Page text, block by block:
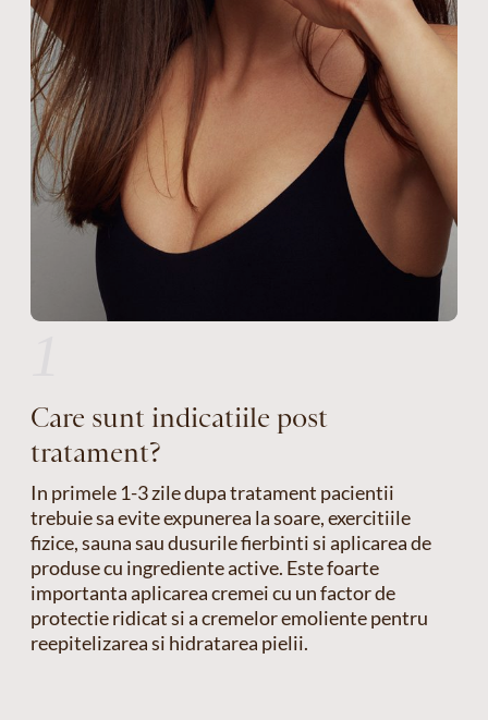
Care sunt indicatiile post
tratament?
In primele 1-3 zile dupa tratament pacientii
trebuie sa evite expunerea la soare, exercitiile
fizice, sauna sau dusurile fierbinti si aplicarea de
produse cu ingrediente active. Este foarte
importanta aplicarea cremei cu un factor de
protectie ridicat si a cremelor emoliente pentru
reepitelizarea si hidratarea pielii.